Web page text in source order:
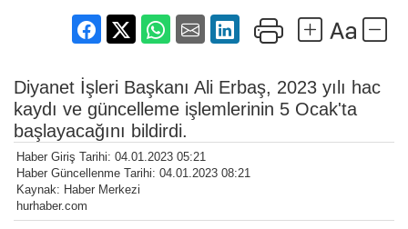
Diyanet İşleri Başkanı Ali Erbaş, 2023 yılı hac
kaydı ve güncelleme işlemlerinin 5 Ocak'ta
başlayacağını bildirdi.
Haber Giriş Tarihi: 04.01.2023 05:21
Haber Güncellenme Tarihi: 04.01.2023 08:21
Kaynak: Haber Merkezi
hurhaber.com